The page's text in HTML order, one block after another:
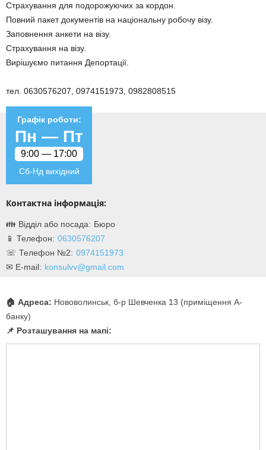
Страхування для подорожуючих за кордон.
Повний пакет документів на національну робочу візу.
Заповнення анкети на візу.
Страхування на візу.
Вирішуємо питання Депортації.
тел. 0630576207, 0974151973, 0982808515
Контактна інформація:
Бюро
0630576207
0974151973
konsulvv@gmail.com
Графік роботи:
Пн — Пт
9:00 — 17:00
Сб-Нд вихідний
🏠 Адреса: Нововолинськ, б-р Шевченка 13 (приміщення А-
банку)
📌 Розташування на мапі: